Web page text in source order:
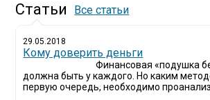
Статьи Все статьи
29.05.2018
Кому доверить деньги
Финансовая «подушка
должна быть у каждого. Но каким
первую очередь, необходимо